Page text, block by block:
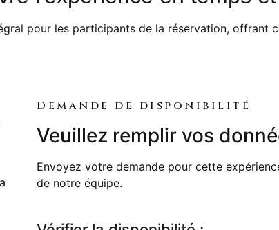
pour les participants de la réservation, offrant
Demande de disponibilité
Veuillez remplir vos
Envoyez votre demande pour cette
de notre équipe.